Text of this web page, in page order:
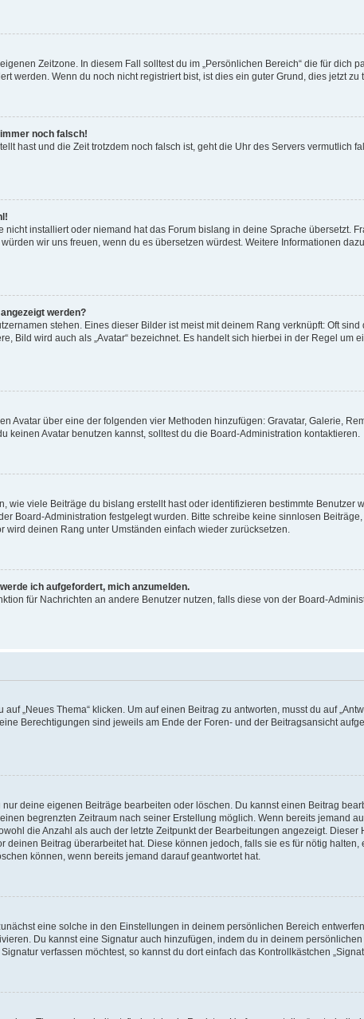
Zeitzone. In diesem Fall solltest du im „Persönlichen Bereich“ die für dich
werden. Wenn du noch nicht registriert bist, ist dies ein guter Grund, dies jetzt zu
noch falsch!
hast und die Zeit trotzdem noch falsch ist, geht die Uhr des Servers vermutlich
installiert oder niemand hat das Forum bislang in deine Sprache übersetzt.
wir uns freuen, wenn du es übersetzen würdest. Weitere Informationen
werden?
stehen. Eines dieser Bilder ist meist mit deinem Rang verknüpft: Oft
Bild wird auch als „Avatar“ bezeichnet. Es handelt sich hierbei in der Regel um
Avatar über eine der folgenden vier Methoden hinzufügen: Gravatar, Galerie,
keinen Avatar benutzen kannst, solltest du die Board-Administration kontaktieren.
wie viele Beiträge du bislang erstellt hast oder identifizieren bestimmte Benutzer
Board-Administration festgelegt wurden. Bitte schreibe keine sinnlosen
deinen Rang unter Umständen einfach wieder zurücksetzen.
ich aufgefordert, mich anzumelden.
für Nachrichten an andere Benutzer nutzen, falls diese von der Board-
„Neues Thema“ klicken. Um auf einen Beitrag zu antworten, musst du auf
Berechtigungen sind jeweils am Ende der Foren- und der Beitragsansicht
deine eigenen Beiträge bearbeiten oder löschen. Du kannst einen Beitrag
begrenzten Zeitraum nach seiner Erstellung möglich. Wenn bereits jemand
die Anzahl als auch der letzte Zeitpunkt der Bearbeitungen angezeigt.
deinen Beitrag überarbeitet hat. Diese können jedoch, falls sie es für nötig
können, wenn bereits jemand darauf geantwortet hat.
eine solche in den Einstellungen in deinem persönlichen Bereich
Du kannst eine Signatur auch hinzufügen, indem du in deinem
verfassen möchtest, so kannst du dort einfach das Kontrollkästchen